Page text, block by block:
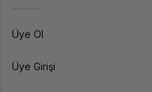
Üye Ol
Üye Girişi